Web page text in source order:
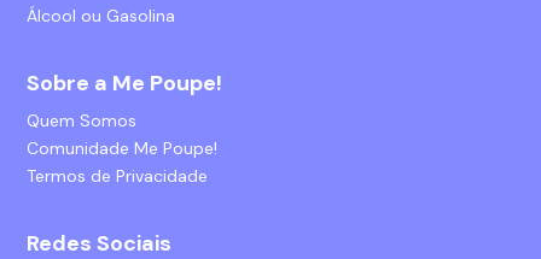
Álcool ou Gasolina
Sobre a Me Poupe!
Quem Somos
Comunidade Me Poupe!
Termos de Privacidade
Redes Sociais